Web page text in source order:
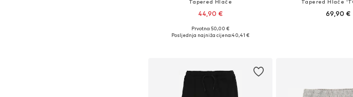
Tapered Hlače
44,90 €
Prvotno: 50,00 €
Posljednja najniža cijena:40,41 €
Tapered Hlače
69,90 €